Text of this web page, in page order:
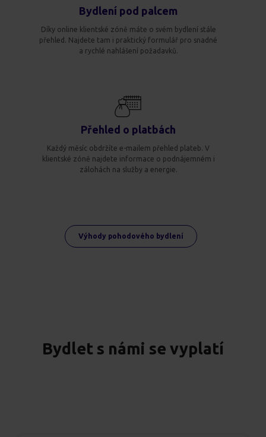
Bydlení pod palcem
Díky online klientské zóně máte o svém bydlení stále
přehled. Najdete tam i praktický formulář pro snadné
a rychlé nahlášení požadavků.
Přehled o platbách
Každý měsíc obdržíte e-mailem přehled plateb. V
klientské zóně najdete informace o podnájemném i
zálohách na služby a energie.
Výhody pohodového bydlení
Bydlet s námi se vyplatí